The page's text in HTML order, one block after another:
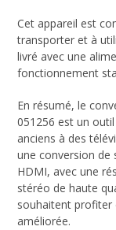
Cet appareil est
transporter et à
livré avec une
fonctionnement
En résumé, le
051256 est un
anciens à des
une conversion de
HDMI, avec une
stéréo de haute
souhaitent profiter
améliorée.